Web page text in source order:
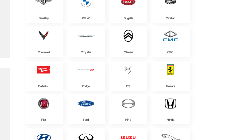
Bentley BMW Bugatti Cadillac
Chevrolet Chrysler Citroen CMC
Daihatsu Dodge DS Ferrari
Fiat Ford Hino Honda